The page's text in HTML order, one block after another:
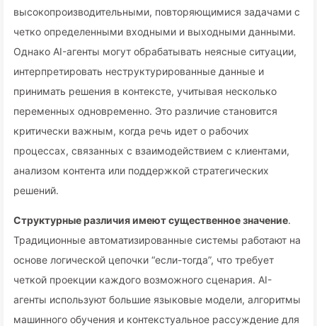
высокопроизводительными, повторяющимися задачами с
четко определенными входными и выходными данными.
Однако AI-агенты могут обрабатывать неясные ситуации,
интерпретировать неструктурированные данные и
принимать решения в контексте, учитывая несколько
переменных одновременно. Это различие становится
критически важным, когда речь идет о рабочих
процессах, связанных с взаимодействием с клиентами,
анализом контента или поддержкой стратегических
решений.
Структурные различия имеют существенное значение.
Традиционные автоматизированные системы работают на
основе логической цепочки “если-тогда”, что требует
четкой проекции каждого возможного сценария. AI-
агенты используют большие языковые модели, алгоритмы
машинного обучения и контекстуальное рассуждение для